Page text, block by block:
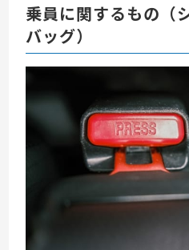
乗員に関するもの（
バッグ）